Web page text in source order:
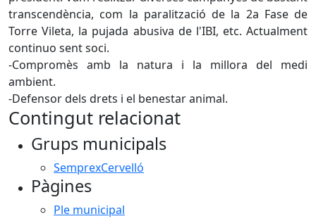
transcendència, com la paralització de la 2a Fase de
Torre Vileta, la pujada abusiva de l'IBI, etc. Actualment
continuo sent soci.
-Compromès amb la natura i la millora del medi
ambient.
-Defensor dels drets i el benestar animal.
Contingut relacionat
Grups municipals
SemprexCervelló
Pàgines
Ple municipal